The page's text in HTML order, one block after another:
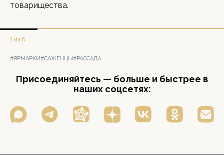
товарищества.
1 из 6
#ЯРМАРКИ#САЖЕНЦЫ#РАССАДА
Присоединяйтесь — больше и быстрее в
наших соцсетях: